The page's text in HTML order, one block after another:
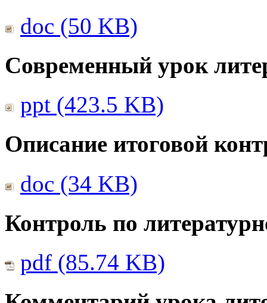
doc (50 KB)
Современный урок
ppt (423.5 KB)
Описание итоговой
doc (34 KB)
Контроль по
pdf (85.74 KB)